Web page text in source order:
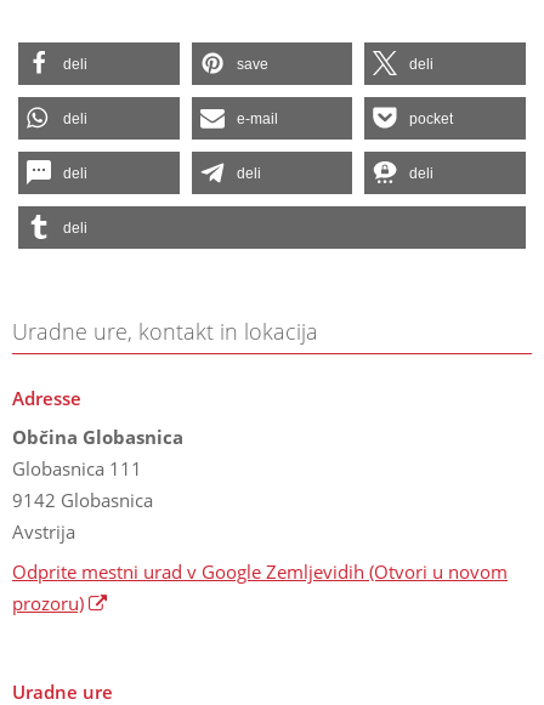
deli save deli
deli e-mail pocket
deli deli deli
deli
Uradne ure, kontakt in lokacija
Adresse
Občina Globasnica
Globasnica 111
9142 Globasnica
Avstrija
Odprite mestni urad v Google Zemljevidih (Otvori u novom
prozoru)
Uradne ure